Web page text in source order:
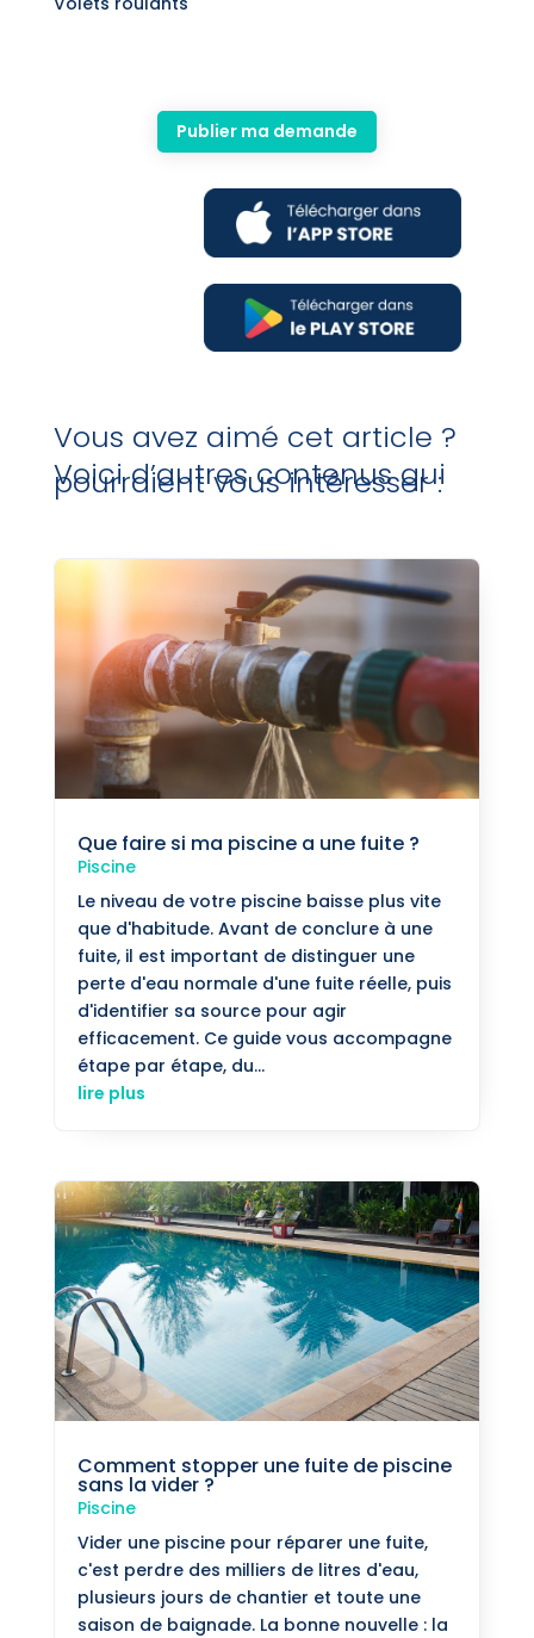
Publier ma demande
Vous avez aimé cet article ?
Voici d’autres contenus qui
pourraient vous intéresser :
Que faire si ma piscine a une fuite ?
Piscine
Le niveau de votre piscine baisse plus vite
que d'habitude. Avant de conclure à une
fuite, il est important de distinguer une
perte d'eau normale d'une fuite réelle, puis
d'identifier sa source pour agir
efficacement. Ce guide vous accompagne
étape par étape, du...
lire plus
Comment stopper une fuite de piscine
sans la vider ?
Piscine
Vider une piscine pour réparer une fuite,
c'est perdre des milliers de litres d'eau,
plusieurs jours de chantier et toute une
saison de baignade. La bonne nouvelle : la